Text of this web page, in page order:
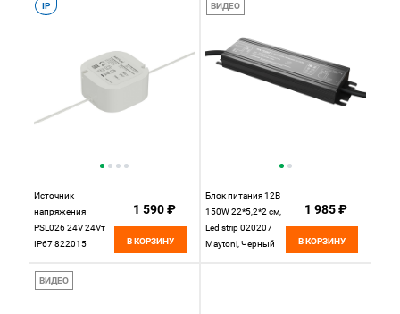
по популярности
IP
Источник
напряжения
PSL026 24V 24Vт
IP67 822015
1 590 ₽
В КОРЗИНУ
ВИДЕО
Блок питания 12В
150W 22*5,2*2 см,
Led strip 020207
Maytoni, Черный
1 985 ₽
В КОРЗИНУ
ВИДЕО